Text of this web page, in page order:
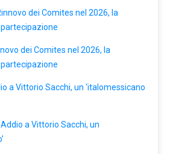
dei Comites nel 2026, la
dei Comites nel 2026, la
a Vittorio Sacchi, un ‘italomessicano
Addio a Vittorio Sacchi, un